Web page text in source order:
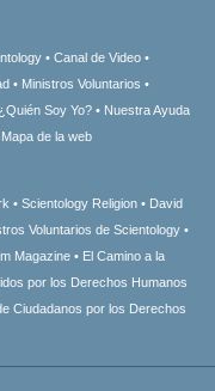
Canal de Video
Ministros Voluntarios
¿Quién Soy Yo?
Nuestra Ayuda
Mapa de la web
Scientology Religion
David
Voluntarios de Scientology
Magazine
El Camino a la
por los Derechos Humanos
Ciudadanos por los Derechos